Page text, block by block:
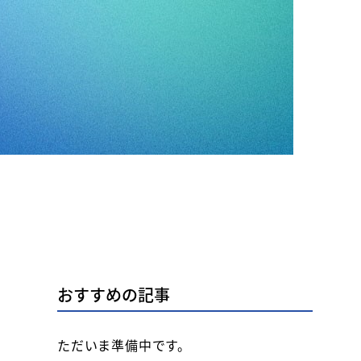
おすすめの記事
ただいま準備中です。